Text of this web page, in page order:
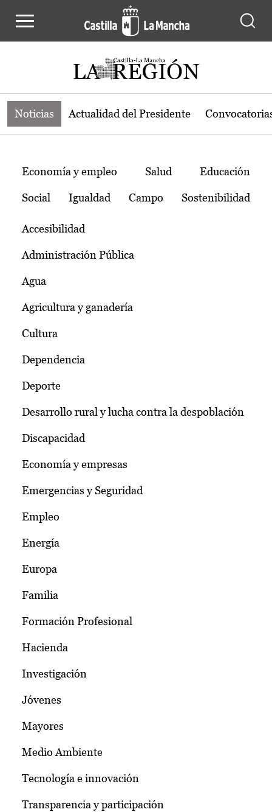
Noticias de la región de Castilla-La
Noticias Actualidad del Presidente
Temas
Economía y empleo Salud Educación
Social Igualdad Campo Sostenibilidad
Accesibilidad
Administración Pública
Agua
Agricultura y ganadería
Cultura
Dependencia
Deporte
Desarrollo rural y lucha contra la despoblación
Discapacidad
Economía y empresas
Emergencias y Seguridad
Empleo
Energía
Europa
Familia
Formación Profesional
Hacienda
Investigación
Jóvenes
Mayores
Medio Ambiente
Tecnología e innovación
Transparencia y participación